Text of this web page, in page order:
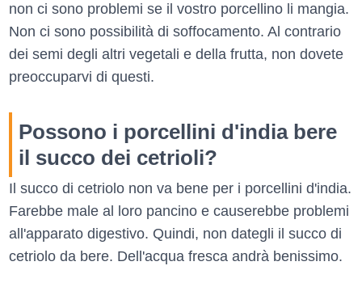
non ci sono problemi se il vostro porcellino li mangia.
Non ci sono possibilità di soffocamento. Al contrario
dei semi degli altri vegetali e della frutta, non dovete
preoccuparvi di questi.
Possono i porcellini d'india bere
il succo dei cetrioli?
Il succo di cetriolo non va bene per i porcellini d'india.
Farebbe male al loro pancino e causerebbe problemi
all'apparato digestivo. Quindi, non dategli il succo di
cetriolo da bere. Dell'acqua fresca andrà benissimo.